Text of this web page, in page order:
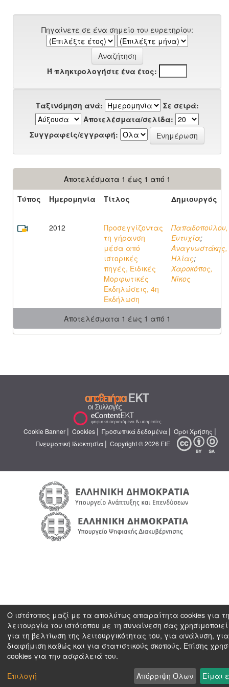
Πηγαίνετε σε ένα σημείο του ευρετηρίου:
Ή πληκτρολογήστε ένα έτος:
Ταξινόμηση ανά:
Σε σειρά:
Αποτελέσματα/σελίδα:
Συγγραφείς/εγγραφή:
Αποτελέσματα 1 έως 1 από 1
Τύπος
Ημερομηνία Τίτλος Δημιουργός
2012
Προσεγγίζοντας
τη γήρανση
μέσα από
ιστορικές
πηγές, Ειδικές
Μορφωτικές
Εκδηλώσεις, 4η
Εκδήλωση
Παπαδοπούλου,
Ευτυχία;
Αναγνωστάκης,
Ηλίας;
Χαροκόπος,
Νίκος
Αποτελέσματα 1 έως 1 από 1
Cookie Banner | Cookies | Προσωπικά δεδομένα | Όροι Χρήσης |
Πνευματική Ιδιοκτησία | Copyright © 2026 ΕΙΕ
Ο ιστότοπος μαζί με τα απολύτως απαραίτητα cookies για
λειτουργία του ιστότοπου με τη συναίνεση σας
για τη βελτίωση της λειτουργικότητας του, για ανάλυση, για
διαφήμιση καθώς και για στατιστικούς σκοπούς. Επίσης
cookies για την ασφάλειά του.
Επιλογή
Απόρριψη Όλων Είμαι